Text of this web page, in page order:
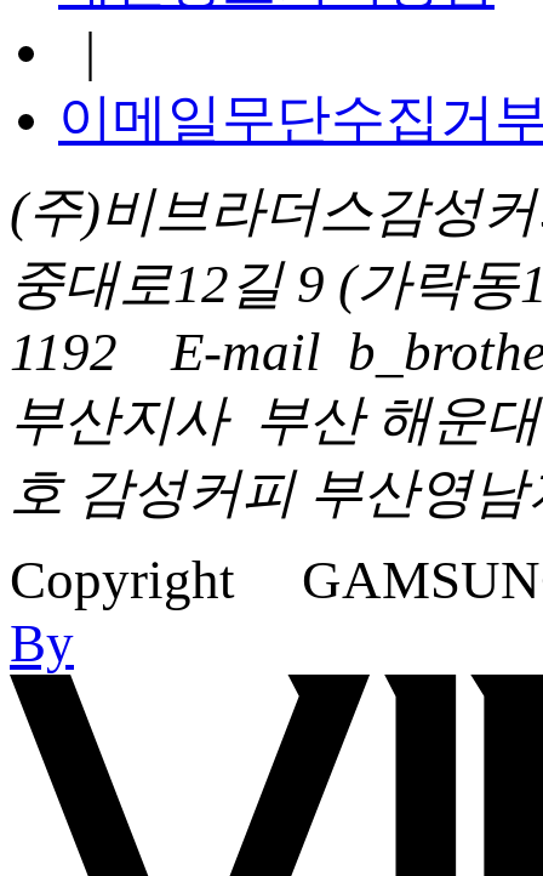
|
이메일무단수집거
(주)비브라더스감성
중대로12길 9 (가락
1192 E-mail
부산지사부산 해운대
호 감성커피 부산영
Copyright
By